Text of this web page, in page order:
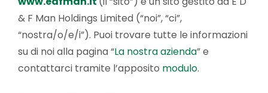
News
& F Man Holdings Limited (“noi”, “ci”,
“nostra/o/e/i”). Puoi trovare tutte le informazioni
su di noi alla pagina “La nostra azienda” e
contattarci tramite l’apposito modulo.